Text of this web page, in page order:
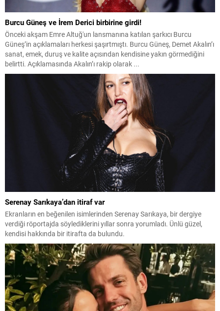
Burcu Güneş ve İrem Derici birbirine girdi!
Önceki akşam Emre Altuğ'un lansmanına katılan şarkıcı Burcu
Güneş’in açıklamaları herkesi şaşırtmıştı. Burcu Güneş, Demet Akalın’ı
sanat, emek, duruş ve kalite açısından kendisine yakın görmediğini
belirtti. Açıklamasında Akalın’ı rakip olarak ...
Serenay Sarıkaya’dan itiraf var
Ekranların en beğenilen isimlerinden Serenay Sarıkaya, bir dergiye
verdiği röportajda söylediklerini yıllar sonra yorumladı. Ünlü güzel,
kendisi hakkında bir itirafta da bulundu.